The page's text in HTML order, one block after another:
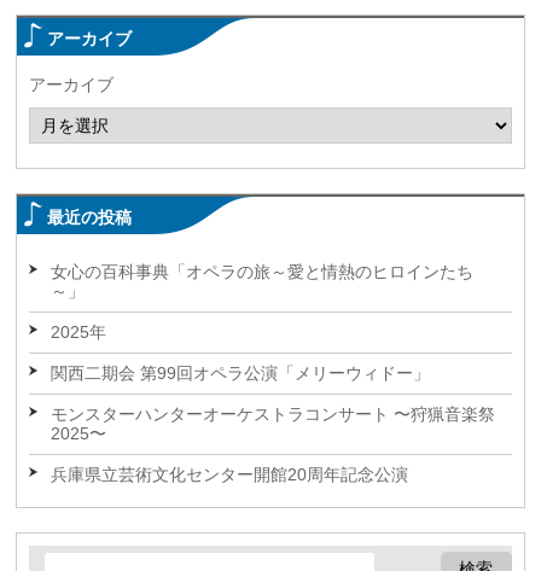
アーカイブ
アーカイブ
最近の投稿
女心の百科事典「オペラの旅～愛と情熱のヒロインたち
～」
2025年
関西二期会 第99回オペラ公演「メリーウィドー」
モンスターハンターオーケストラコンサート 〜狩猟音楽祭
2025〜
兵庫県立芸術文化センター開館20周年記念公演